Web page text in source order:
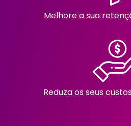
Melhore a sua
Reduza os seus